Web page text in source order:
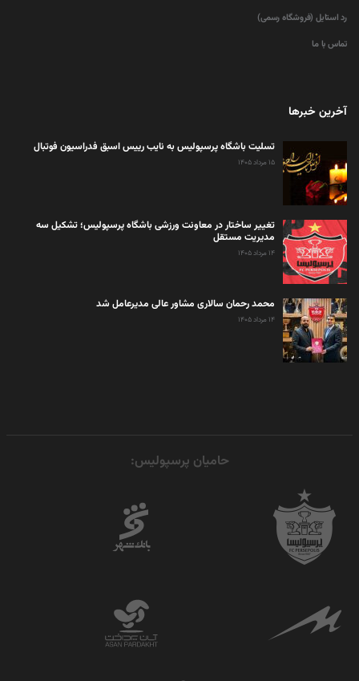
رد استایل (فروشگاه رسمی)
تماس با ما
آخرین خبرها
تسلیت باشگاه پرسپولیس به نایب رییس اسبق فدراسیون فوتبال
۱۵ مرداد ۱۴۰۵
تغییر ساختار در معاونت ورزشی باشگاه پرسپولیس؛ تشکیل سه
مدیریت مستقل
۱۴ مرداد ۱۴۰۵
محمد رحمان سالاری مشاور عالی مدیرعامل شد
۱۴ مرداد ۱۴۰۵
حامیان پرسپولیس: